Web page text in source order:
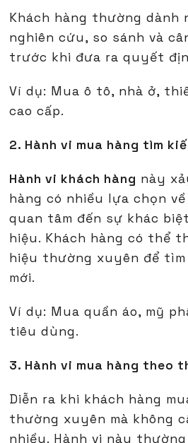
Khách hàng thường dành
nghiên cứu, so sánh và
trước khi đưa ra quyết
Ví dụ: Mua ô tô, nhà ở,
cao cấp.
2. Hành vi mua hàng tìm
Hành vi khách hàng này
hàng có nhiều lựa chọn
quan tâm đến sự khác
hiệu. Khách hàng có thể
hiệu thường xuyên để tìm
mới.
Ví dụ: Mua quần áo, mỹ
tiêu dùng.
3. Hành vi mua hàng theo
Diễn ra khi khách hàng
thường xuyên mà không
nhiều. Hành vi này